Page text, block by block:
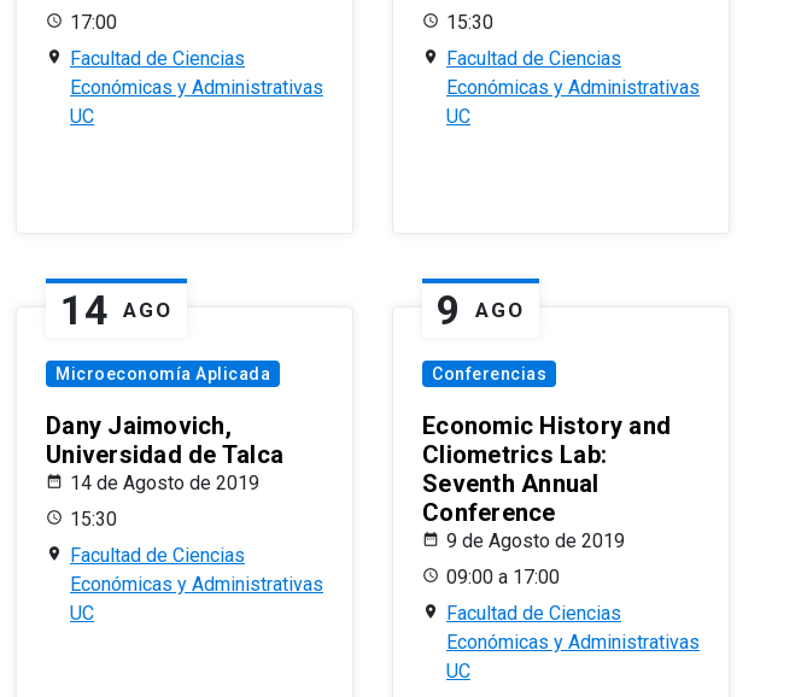
17:00
Facultad de Ciencias
Económicas y Administrativas
UC
15:30
Facultad de Ciencias
Económicas y Administrativas
UC
14 AGO
Microeconomía Aplicada
Dany Jaimovich,
Universidad de Talca
14 de Agosto de 2019
15:30
Facultad de Ciencias
Económicas y Administrativas
UC
9 AGO
Conferencias
Economic History and
Cliometrics Lab:
Seventh Annual
Conference
9 de Agosto de 2019
09:00 a 17:00
Facultad de Ciencias
Económicas y Administrativas
UC